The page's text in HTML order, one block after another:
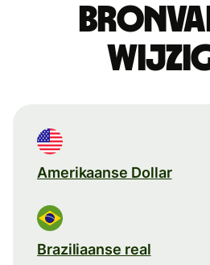
Amerikaanse Dollar
Braziliaanse real